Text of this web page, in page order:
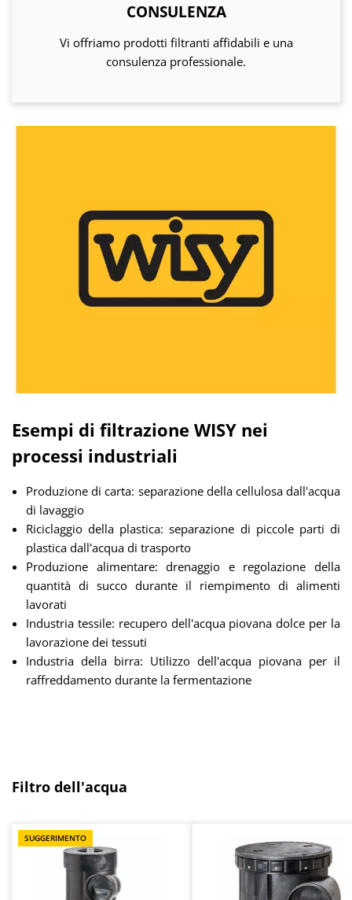
CONSULENZA
Vi offriamo prodotti filtranti affidabili e una
consulenza professionale.
Esempi di filtrazione WISY nei
processi industriali
Produzione di carta: separazione della cellulosa dall'acqua
di lavaggio
Riciclaggio della plastica: separazione di piccole parti di
plastica dall'acqua di trasporto
Produzione alimentare: drenaggio e regolazione della
quantità di succo durante il riempimento di alimenti
lavorati
Industria tessile: recupero dell'acqua piovana dolce per la
lavorazione dei tessuti
Industria della birra: Utilizzo dell'acqua piovana per il
raffreddamento durante la fermentazione
Salta la galleria dei prodotti
Filtro dell'acqua
SUGGERIMENTO